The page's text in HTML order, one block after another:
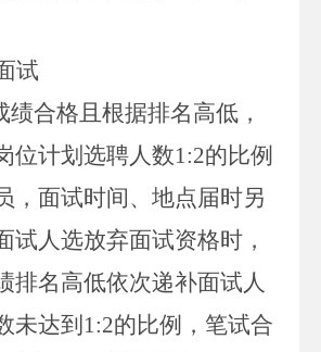
试
绩合格且根据排名高低，
位计划选聘人数1:2的比例
，面试时间、地点届时另
试人选放弃面试资格时，
排名高低依次递补面试人
未达到 1:2的比例，笔试合